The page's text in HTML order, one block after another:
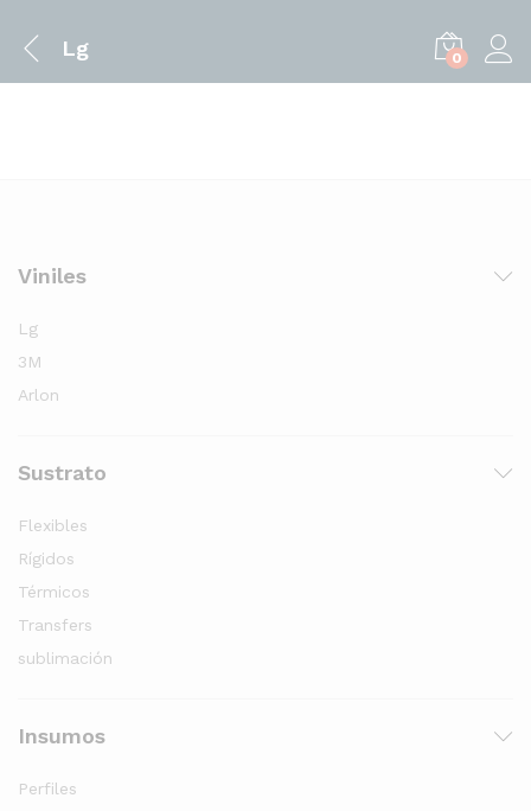
Lg 0
Viniles
Lg
3M
Arlon
Sustrato
Flexibles
Rígidos
Térmicos
Transfers
sublimación
Insumos
Perfiles